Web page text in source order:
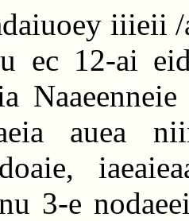
iiieii /
ec 12-ai
auea
3-e